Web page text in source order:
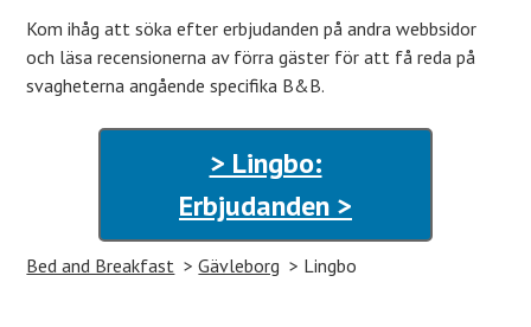
Kom ihåg att söka efter erbjudanden på andra webbsidor
och läsa recensionerna av förra gäster för att få reda på
svagheterna angående specifika B&B.
> Lingbo:
Erbjudanden >
Bed and Breakfast Gävleborg Lingbo